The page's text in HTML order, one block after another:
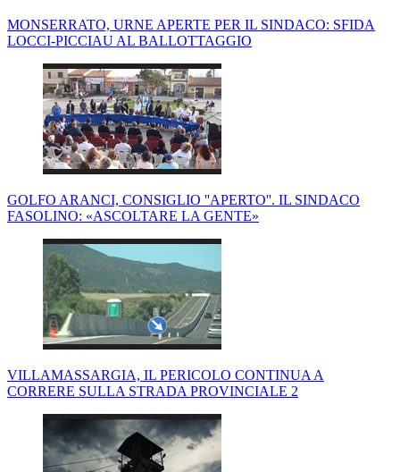
MONSERRATO, URNE APERTE PER IL SINDACO: SFIDA
LOCCI-PICCIAU AL BALLOTTAGGIO
GOLFO ARANCI, CONSIGLIO ''APERTO''. IL SINDACO
FASOLINO: «ASCOLTARE LA GENTE»
VILLAMASSARGIA, IL PERICOLO CONTINUA A
CORRERE SULLA STRADA PROVINCIALE 2